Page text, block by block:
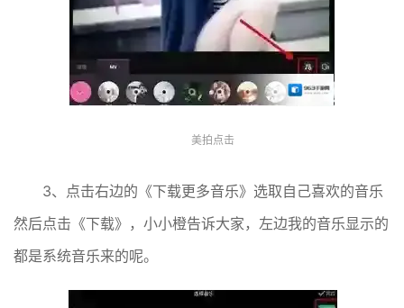
美拍点击
3、点击右边的《下载更多音乐》选取自己喜欢的音乐
然后点击《下载》，小小橙告诉大家，左边我的音乐显示的
都是系统音乐来的呢。